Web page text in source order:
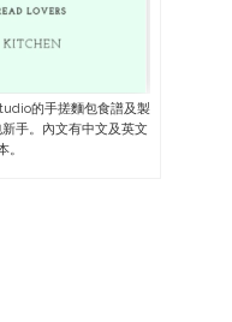
的手搓麵包食譜及製
手。內文有中文及英文
。